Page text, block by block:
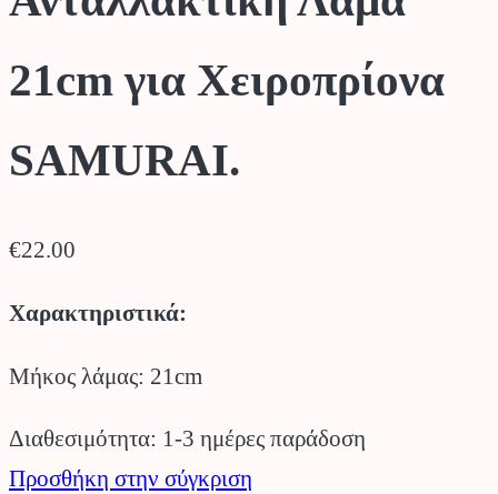
21cm για Χειροπρίονα
SAMURAI.
€22.00
Χαρακτηριστικά:
Μήκος λάμας: 21cm
Διαθεσιμότητα: 1-3 ημέρες παράδοση
Προσθήκη στην σύγκριση